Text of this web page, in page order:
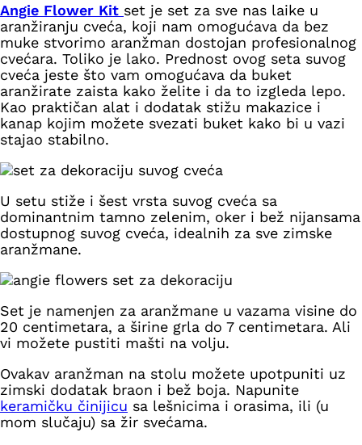
Angie Flower Kit set je set za sve nas laike u
aranžiranju cveća, koji nam omogućava da bez
muke stvorimo aranžman dostojan profesionalnog
cvećara. Toliko je lako. Prednost ovog seta suvog
cveća jeste što vam omogućava da buket
aranžirate zaista kako želite i da to izgleda lepo.
Kao praktičan alat i dodatak stižu makazice i
kanap kojim možete svezati buket kako bi u vazi
stajao stabilno.
U setu stiže i šest vrsta suvog cveća sa
dominantnim tamno zelenim, oker i bež nijansama
dostupnog suvog cveća, idealnih za sve zimske
aranžmane.
Set je namenjen za aranžmane u vazama visine do
20 centimetara, a širine grla do 7 centimetara. Ali
vi možete pustiti mašti na volju.
Ovakav aranžman na stolu možete upotpuniti uz
zimski dodatak braon i bež boja. Napunite
keramičku činijicu sa lešnicima i orasima, ili (u
mom slučaju) sa žir svećama.